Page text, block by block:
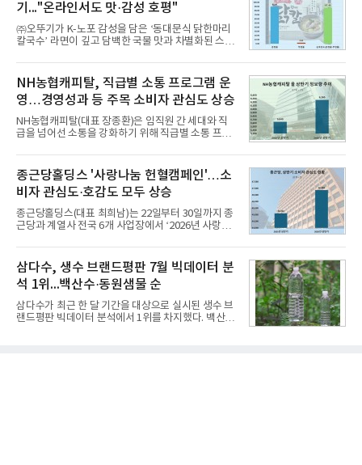
최고 수준의 안전성 ▲성능과 효율을 동시에 높인 주
행 완성도 ▲첨단 편의 및 디지털 사양 적용 등을 통해
글로벌 준중형 세단의 새로운 기준을 세웠다.아반떼
는 가솔린 2.0과 1.6 하이브리드 두 가지 파워트레인
넘
기..."온라인서도 맛·감성 호평"
㈜오뚜기가 K-노포 감성을 담은 ‘동대문식 닭한마리
칼국수’ 라면이 깊고 담백한 국물 맛과 차별화된 스토
혔다.‘동대문식 닭한마리 칼국수’는 예상을 뛰어넘는
소비자 호응에 힘입어 지난 7월 13일 첫 선을 보인 지
단 18일 만에 누적 판매량 50만 개를 돌파하는 성과를
거두었다.이번 신제품은 개발진이 전국의 닭한마리
전문점을 직접 찾아 다니며 최적의 육수 비율을 완성
했다. 자극적이지 않으면서도 깊은 닭육수에 마늘의
개운한 풍미를 더했으며, 국물이 잘 배어들면서도 쫄
서도
NH농협캐피탈, 직급별 소통 프로그램 운
영…경영성과 등 주목 소비자 관심도 상승
NH농협캐피탈(대표 장종환)은 임직원 간 세대와 직
급을 넘어선 소통을 강화하기 위해 직급별 소통 프로
부터 30일까지 서울 원센티널 NH농협캐피탈타워 22
층에서 운영했다고 31일 밝혔다.이번 프로그램은 경
영지원부 홍보팀과 2026년 새로이(e)＊가 공동 주관
했으며, ▲팀장·부장(7.27), ▲계장·주임(7.28), ▲과
장·차장(7.29), ▲대리(7.30) 등 직급별로 총 4회에 걸
쳐 진행됐다.참고로 새로이(e)는 NH농협캐피탈 MZ
세대들로(과장~계장) 구성된 자율 참여조직으로, 조
반에 전파하는 역할
종근당홀딩스 '사랑나눔 헌혈캠페인'…소
비자 관심도·호감도 모두 상승
종근당홀딩스(대표 최희남)는 22일부터 30일까지 종
근당과 계열사 전국 6개 사업장에서 ‘2026년 사랑나
인은 장마와 폭염, 여름휴가 등으로 헌혈 참여가 줄어
드는 시기에 안정적 혈액 수급에 기여하고 생명나눔
문화를 확산하기 위해 마련됐다.캠페인은 종근당 천
안공장을 시작으로 ▲효종연구소 ▲종근당바이오 안
산공장 ▲경보제약 아산본사 ▲종근당건강 당진공장
▲종근당 본사 등 전국 6개 사업장에서 릴레이 방식
으로 이어졌다.캠페인 기간에는 임직원의 참여를 독
삼다수, 생수 브랜드평판 7월 빅데이터 분
석 1위...백산수·동원샘물 순
삼다수가 최근 한 달 기간을 대상으로 실시된 생수 브
랜드평판 빅데이터 분석에서 1위를 차지했다. 백산수